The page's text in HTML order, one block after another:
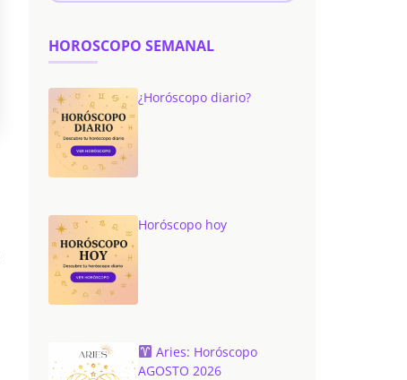
HOROSCOPO SEMANAL
¿Horóscopo diario?
Horóscopo hoy
Aries: Horóscopo
AGOSTO 2026